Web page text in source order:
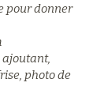
pour donner
ajoutant,
photo de